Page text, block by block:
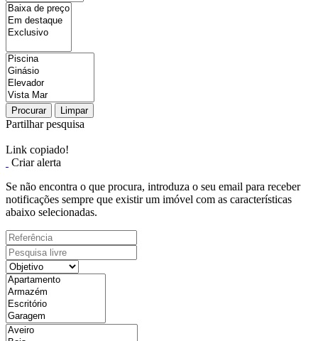
Procurar Limpar
Partilhar pesquisa
Link copiado!
Criar alerta
Se não encontra o que procura, introduza o seu email para receber
notificações sempre que existir um imóvel com as características
abaixo selecionadas.